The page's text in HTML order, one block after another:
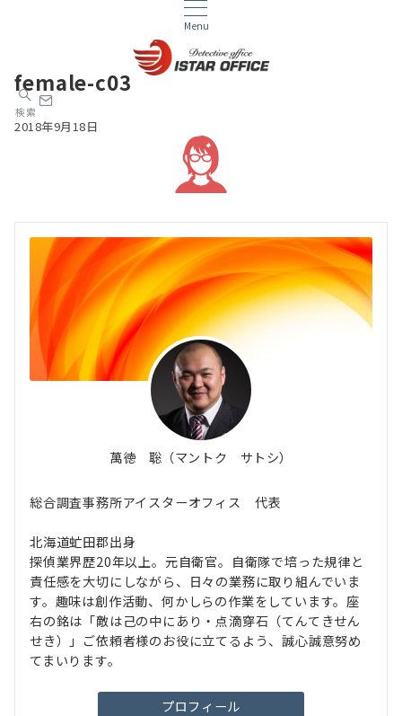
Menu
検索
female-c03
2018年9月18日
萬徳 聡（マントク サトシ）
総合調査事務所アイスターオフィス 代表
北海道虻田郡出身
探偵業界歴20年以上。元自衛官。自衛隊で培った規律と
責任感を大切にしながら、日々の業務に取り組んでいま
す。趣味は創作活動、何かしらの作業をしています。座
右の銘は「敵は己の中にあり・点滴穿石（てんてきせん
せき）」ご依頼者様のお役に立てるよう、誠心誠意努め
てまいります。
プロフィール